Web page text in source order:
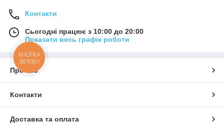
Контакти
Сьогодні працює з 10:00 до 20:00
Показати весь графік роботи
Про нас
Контакти
Доставка та оплата
КНОПКА
ЗВ'ЯЗКУ